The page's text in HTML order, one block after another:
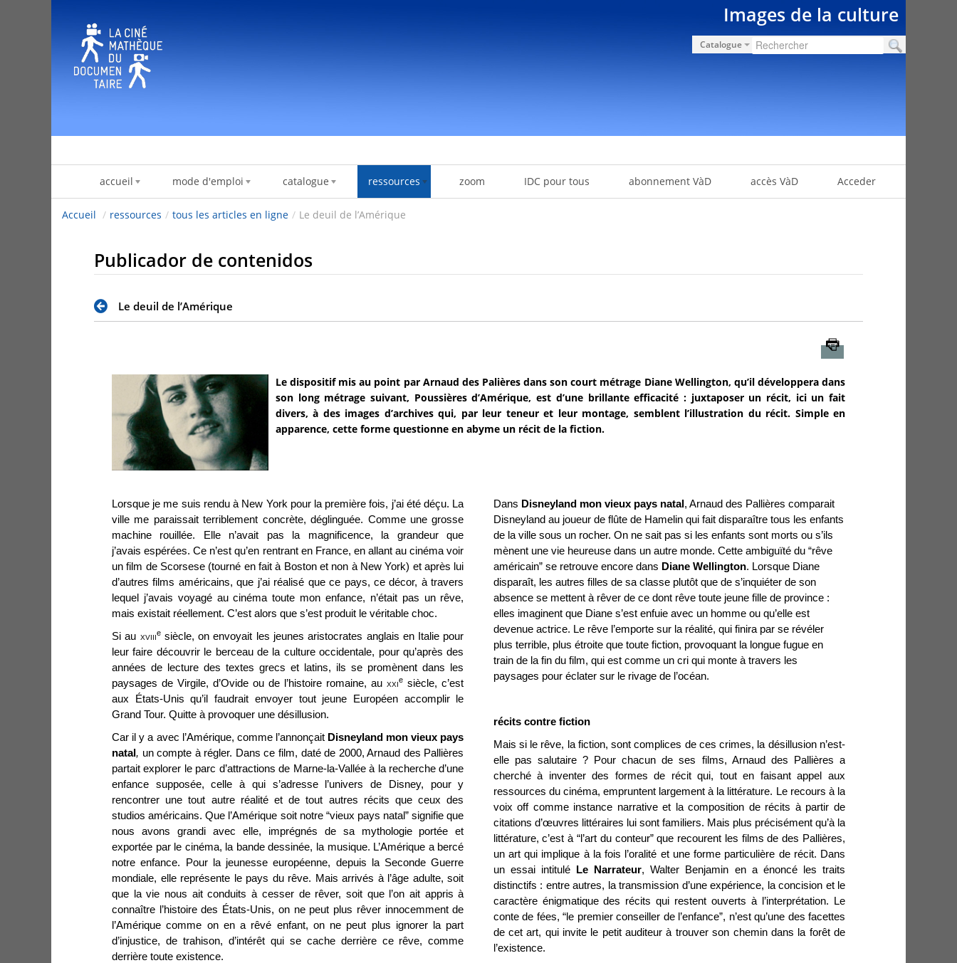
Images de la culture
Catalogue
accueil mode d'emploi catalogue ressources zoom IDC pour tous abonnement VàD accès VàD Acceder
Accueil / ressources / tous les articles en ligne / Le deuil de l’Amérique
Publicador de contenidos
Le deuil de l’Amérique
Le dispositif mis au point par Arnaud des Palières dans son court métrage Diane Wellington, qu’il développera dans
son long métrage suivant, Poussières d’Amérique, est d’une brillante efficacité : juxtaposer un récit, ici un fait
divers, à des images d’archives qui, par leur teneur et leur montage, semblent l’illustration du récit. Simple en
apparence, cette forme questionne en abyme un récit de la fiction.
Lorsque je me suis rendu à New York pour la première fois, j’ai été déçu. La
ville me paraissait terriblement concrète, déglinguée. Comme une grosse
machine rouillée. Elle n’avait pas la magnificence, la grandeur que
j’avais espérées. Ce n’est qu’en rentrant en France, en allant au cinéma voir
un film de Scorsese (tourné en fait à Boston et non à New York) et après lui
d’autres films américains, que j’ai réalisé que ce pays, ce décor, à travers
lequel j’avais voyagé au cinéma toute mon enfance, n’était pas un rêve,
mais existait réellement. C’est alors que s’est produit le véritable choc.
Si au xviiiesiècle, on envoyait les jeunes aristocrates anglais en Italie pour
leur faire découvrir le berceau de la culture occidentale, pour qu’après des
années de lecture des textes grecs et latins, ils se promènent dans les
paysages de Virgile, d’Ovide ou de l’histoire romaine, auxxie siècle, c’est
aux États-Unis qu’il faudrait envoyer tout jeune Européen accomplir le
Grand Tour. Quitte à provoquer une désillusion.
Car il y a avec l’Amérique, comme l’annonçait Disneyland mon vieux pays
natal , un compte à régler. Dans ce film, daté de 2000, Arnaud des Pallières
partait explorer le parc d’attractions de Marne-la-Vallée à la recherche d’une
enfance supposée, celle à qui s’adresse l’univers de Disney, pour y
rencontrer une tout autre réalité et de tout autres récits que ceux des
studios américains. Que l’Amérique soit notre “vieux pays natal” signifie que
nous avons grandi avec elle, imprégnés de sa mythologie portée et
exportée par le cinéma, la bande dessinée, la musique. L’Amérique a bercé
notre enfance. Pour la jeunesse européenne, depuis la Seconde Guerre
mondiale, elle représente le pays du rêve. Mais arrivés à l’âge adulte, soit
que la vie nous ait conduits à cesser de rêver, soit que l’on ait appris à
connaître l’histoire des États-Unis, on ne peut plus rêver innocemment de
l’Amérique comme on en a rêvé enfant, on ne peut plus ignorer la part
d’injustice, de trahison, d’intérêt qui se cache derrière ce rêve, comme
derrière toute existence.
Dans Disneyland mon vieux pays natal , Arnaud des Pallières comparait
Disneyland au joueur de flûte de Hamelin qui fait disparaître tous les enfants
de la ville sous un rocher. On ne sait pas si les enfants sont morts ou s’ils
mènent une vie heureuse dans un autre monde. Cette ambiguïté du “rêve
américain” se retrouve encore dans Diane Wellington. Lorsque Diane
disparaît, les autres filles de sa classe plutôt que de s’inquiéter de son
absence se mettent à rêver de ce dont rêve toute jeune fille de province :
elles imaginent que Diane s’est enfuie avec un homme ou qu’elle est
devenue actrice. Le rêve l’emporte sur la réalité, qui finira par se révéler
plus terrible, plus étroite que toute fiction, provoquant la longue fugue en
train de la fin du film, qui est comme un cri qui monte à travers les
paysages pour éclater sur le rivage de l’océan.
récits contre fiction
Mais si le rêve, la fiction, sont complices de ces crimes, la désillusion n’est-
elle pas salutaire ?
Pour chacun de ses films, Arnaud des Pallières a
cherché à inventer des formes de récit qui, tout en faisant appel aux
ressources du cinéma, empruntent largement à la littérature. Le recours à la
voix off comme instance narrative et la composition de récits à partir de
citations d’œuvres littéraires lui sont familiers. Mais plus précisément qu’à la
littérature, c’est à “l’art du conteur” que recourent les films de des Pallières,
un art qui implique à la fois l’oralité et une forme particulière de récit. Dans
un essai intitulé
Le Narrateur, Walter Benjamin en a énoncé les traits
distinctifs : entre autres, la transmission d’une expérience, la concision et le
caractère énigmatique des récits qui restent ouverts à l’interprétation. Le
conte de fées, “le premier conseiller de l’enfance”, n’est qu’une des facettes
de cet art, qui invite le petit auditeur à trouver son chemin dans la forêt de
l’existence.